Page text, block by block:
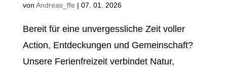
von Andreas_ffe | 07. 01. 2026
Bereit für eine unvergessliche Zeit voller
Action, Entdeckungen und Gemeinschaft?
Unsere Ferienfreizeit verbindet Natur,